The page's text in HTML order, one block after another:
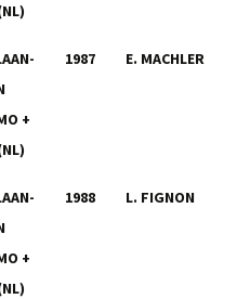
+
1987 E. MACHLER
+
1988 L. FIGNON